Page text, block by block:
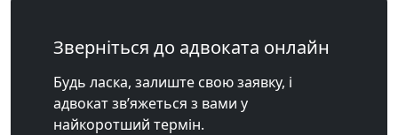
Зверніться до адвоката онлайн
Будь ласка, залиште свою заявку, і
адвокат зв’яжеться з вами у
найкоротший термін.